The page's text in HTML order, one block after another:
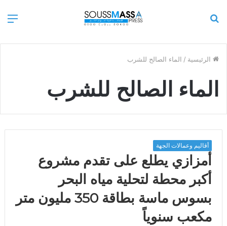
الرئيسية / الماء الصالح للشرب
الماء الصالح للشرب
أقاليم وعمالات الجهة
أمزازي يطلع على تقدم مشروع
أكبر محطة لتحلية مياه البحر
بسوس ماسة بطاقة 350 مليون متر
مكعب سنوياً